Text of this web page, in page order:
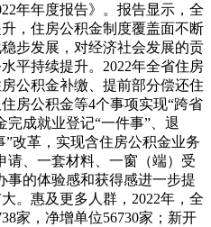
年年度报告》。报告显示，全
，住房公积金制度覆盖面不断
步发展，对经济社会发展的贡
平持续提升。2022年全省住房
公积金补缴、提前部分偿还住
房公积金等4个事项实现“跨省
成就业登记“一件事”、退
”改革，实现含住房公积金业务
请、一套材料、一窗（端）受
事的体验感和获得感进一步提
。惠及更多人群，2022年，全
家，净增单位56730家；新开